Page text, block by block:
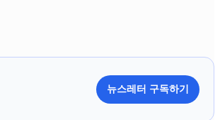
뉴스레터 구독하기